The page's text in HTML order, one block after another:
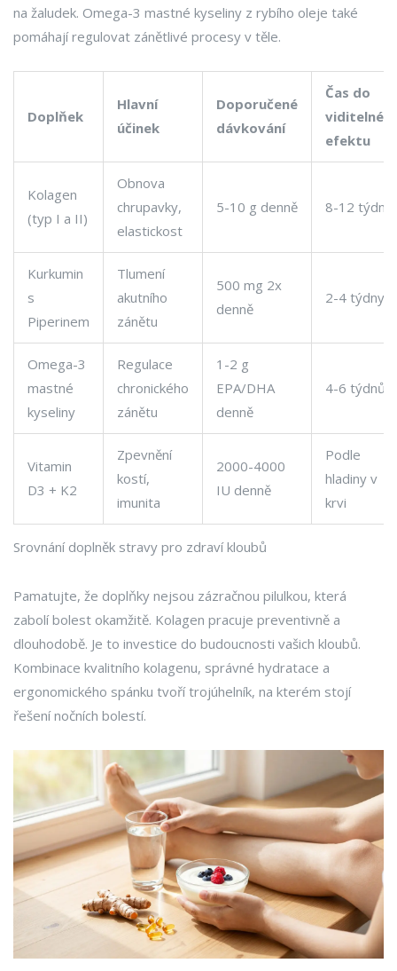
na žaludek. Omega-3 mastné kyseliny z rybího oleje také
pomáhají regulovat zánětlivé procesy v těle.
Srovnání doplněk stravy pro zdraví kloubů
Doplňek
Hlavní
účinek
Doporučené
dávkování
Čas do
efektu
Kolagen
(typ I a II)
Obnova
chrupavky,
elastickost
5-10 g denně 8-12 týdnů
Kurkumin
s
Piperinem
Tlumení
akutního
zánětu
500 mg 2x
denně
2-4 týdny
Omega-3
mastné
kyseliny
Regulace
chronického
zánětu
1-2 g
EPA/DHA
denně
4-6 týdnů
Vitamin
D3 + K2
Zpevnění
kostí,
imunita
2000-4000
IU denně
Podle
hladiny v
krvi
Pamatujte, že doplňky nejsou zázračnou pilulkou, která
zabolí bolest okamžitě. Kolagen pracuje preventivně a
dlouhodobě. Je to investice do budoucnosti vašich kloubů.
Kombinace kvalitního kolagenu, správné hydratace a
ergonomického spánku tvoří trojúhelník, na kterém stojí
řešení nočních bolestí.